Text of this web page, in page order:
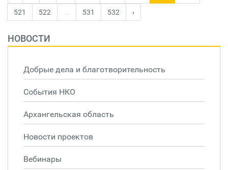
521 522 ... 531 532 ›
НОВОСТИ
Добрые дела и благотворительность
События НКО
Архангельская область
Новости проектов
Вебинары